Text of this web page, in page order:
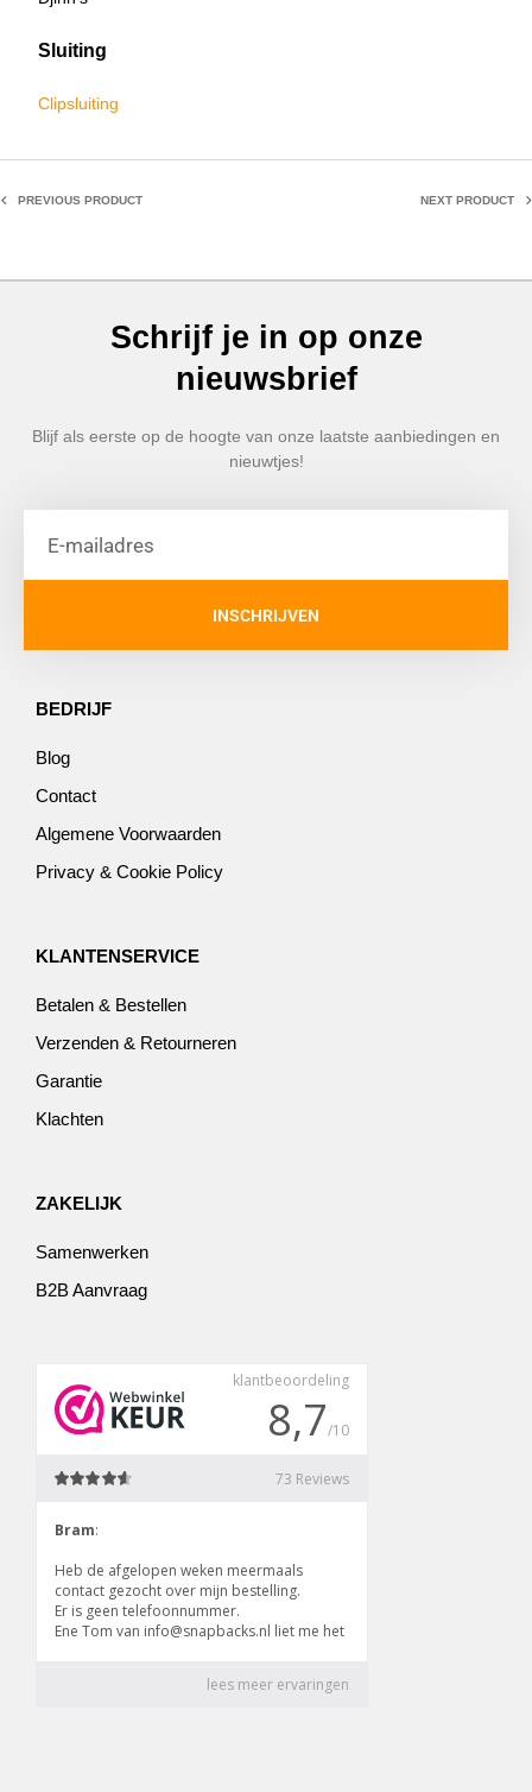
Sluiting
Clipsluiting
PREVIOUS PRODUCT NEXT PRODUCT
Schrijf je in op onze
nieuwsbrief
Blijf als eerste op de hoogte van onze laatste aanbiedingen en
nieuwtjes!
INSCHRIJVEN
BEDRIJF
Blog
Contact
Algemene Voorwaarden
Privacy & Cookie Policy
KLANTENSERVICE
Betalen & Bestellen
Verzenden & Retourneren
Garantie
Klachten
ZAKELIJK
Samenwerken
B2B Aanvraag